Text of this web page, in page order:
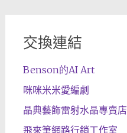
交換連結
Benson的AI Art
咪咪米米愛編劇
晶典藝飾雷射水晶專賣店
飛來筆網路行銷工作室